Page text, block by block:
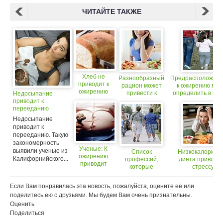
ЧИТАЙТЕ ТАКЖЕ
Недосыпание
приводит к
перееданию
Недосыпание
приводит к
перееданию. Такую
закономерность
выявили ученые из
Калифорнийского...
Хлеб не
приводит к
ожирению
Ученые: К
ожирению
приводит
наслаждения
Разнообразный
рацион может
привести к
Список
профессий,
которые
ожирению
к ожирению
определить в
диета
стрессу
Если Вам понравилась эта новость, пожалуйста, оцените её или
поделитесь ею с друзьями. Мы будем Вам очень признательны.
Оценить
Поделиться